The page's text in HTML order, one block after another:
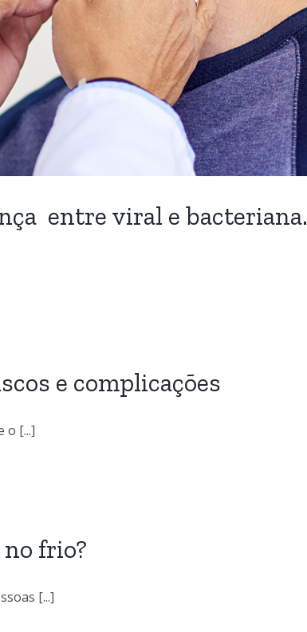
entre viral e bacteriana.
e complicações
o [...]
frio?
[...]